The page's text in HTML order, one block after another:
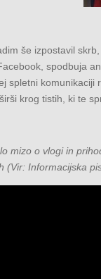
še izpostavil
spodbuja
spletni komunikaciji
krog tistih, ki te
mizo o vlogi in
(Vir: Informacijska